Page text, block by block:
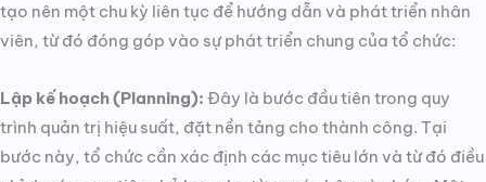
tạo nên một chu kỳ liên tục để hướng dẫn và phát triển nhân
viên, từ đó đóng góp vào sự phát triển chung của tổ chức:
Lập kế hoạch (Planning): Đây là bước đầu tiên trong quy
trình quản trị hiệu suất, đặt nền tảng cho thành công. Tại
bước này, tổ chức cần xác định các mục tiêu lớn và từ đó điều